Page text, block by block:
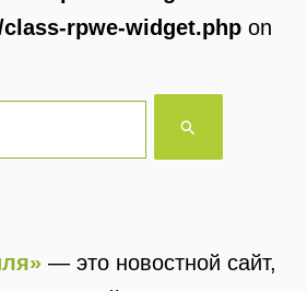
rpwe-widget.php on
— это новостной сайт,